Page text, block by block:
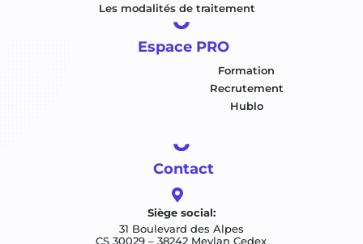
Les modalités de traitement
Espace PRO
Formation
Recrutement
Hublo
Contact

Siège social:
31 Boulevard des Alpes
CS 30029 – 38242 Meylan Cedex